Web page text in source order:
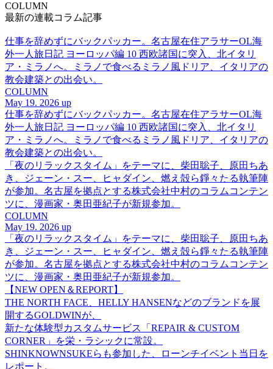
COLUMN
最新の連載コラム記事
仕事を辞めずにバックパッカー。名古屋在住アラサーOL海
外一人旅日記 ヨーロッパ編 10 西欧諸国に突入、北イタリ
ア・ミラノへ。ミラノで食べるミラノ風ドリア、イタリアの
教会建築との出会い。
COLUMN
May 19. 2026 up
仕事を辞めずにバックパッカー。名古屋在住アラサーOL海
外一人旅日記 ヨーロッパ編 10 西欧諸国に突入、北イタリ
ア・ミラノへ。ミラノで食べるミラノ風ドリア、イタリアの
教会建築との出会い。
「夜のリラックスタイム」をテーマに、柴田聡子、原田ちあ
き、ジェーン・スー、ヒャダイン、燃え殻ら錚々たる執筆陣
が参加。名古屋を拠点とする株式会社中村のコラムコンテン
ツに、漫画家・奥田亜紀子が新規参加。
COLUMN
May 19. 2026 up
「夜のリラックスタイム」をテーマに、柴田聡子、原田ちあ
き、ジェーン・スー、ヒャダイン、燃え殻ら錚々たる執筆陣
が参加。名古屋を拠点とする株式会社中村のコラムコンテン
ツに、漫画家・奥田亜紀子が新規参加。
【NEW OPEN＆REPORT】
THE NORTH FACE、HELLY HANSENなどのブランドを展
開するGOLDWINが、
新たな体験型カスタムサービス「REPAIR & CUSTOM
CORNER」を栄・ラシックに常設。
SHINKNOWNSUKEらも参加した、ローンチイベント当日を
レポート。